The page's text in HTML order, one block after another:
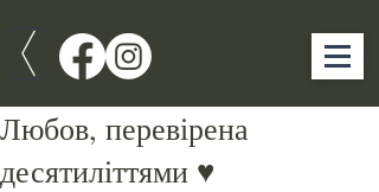
Любов, перевірена
десятиліттями ♥️